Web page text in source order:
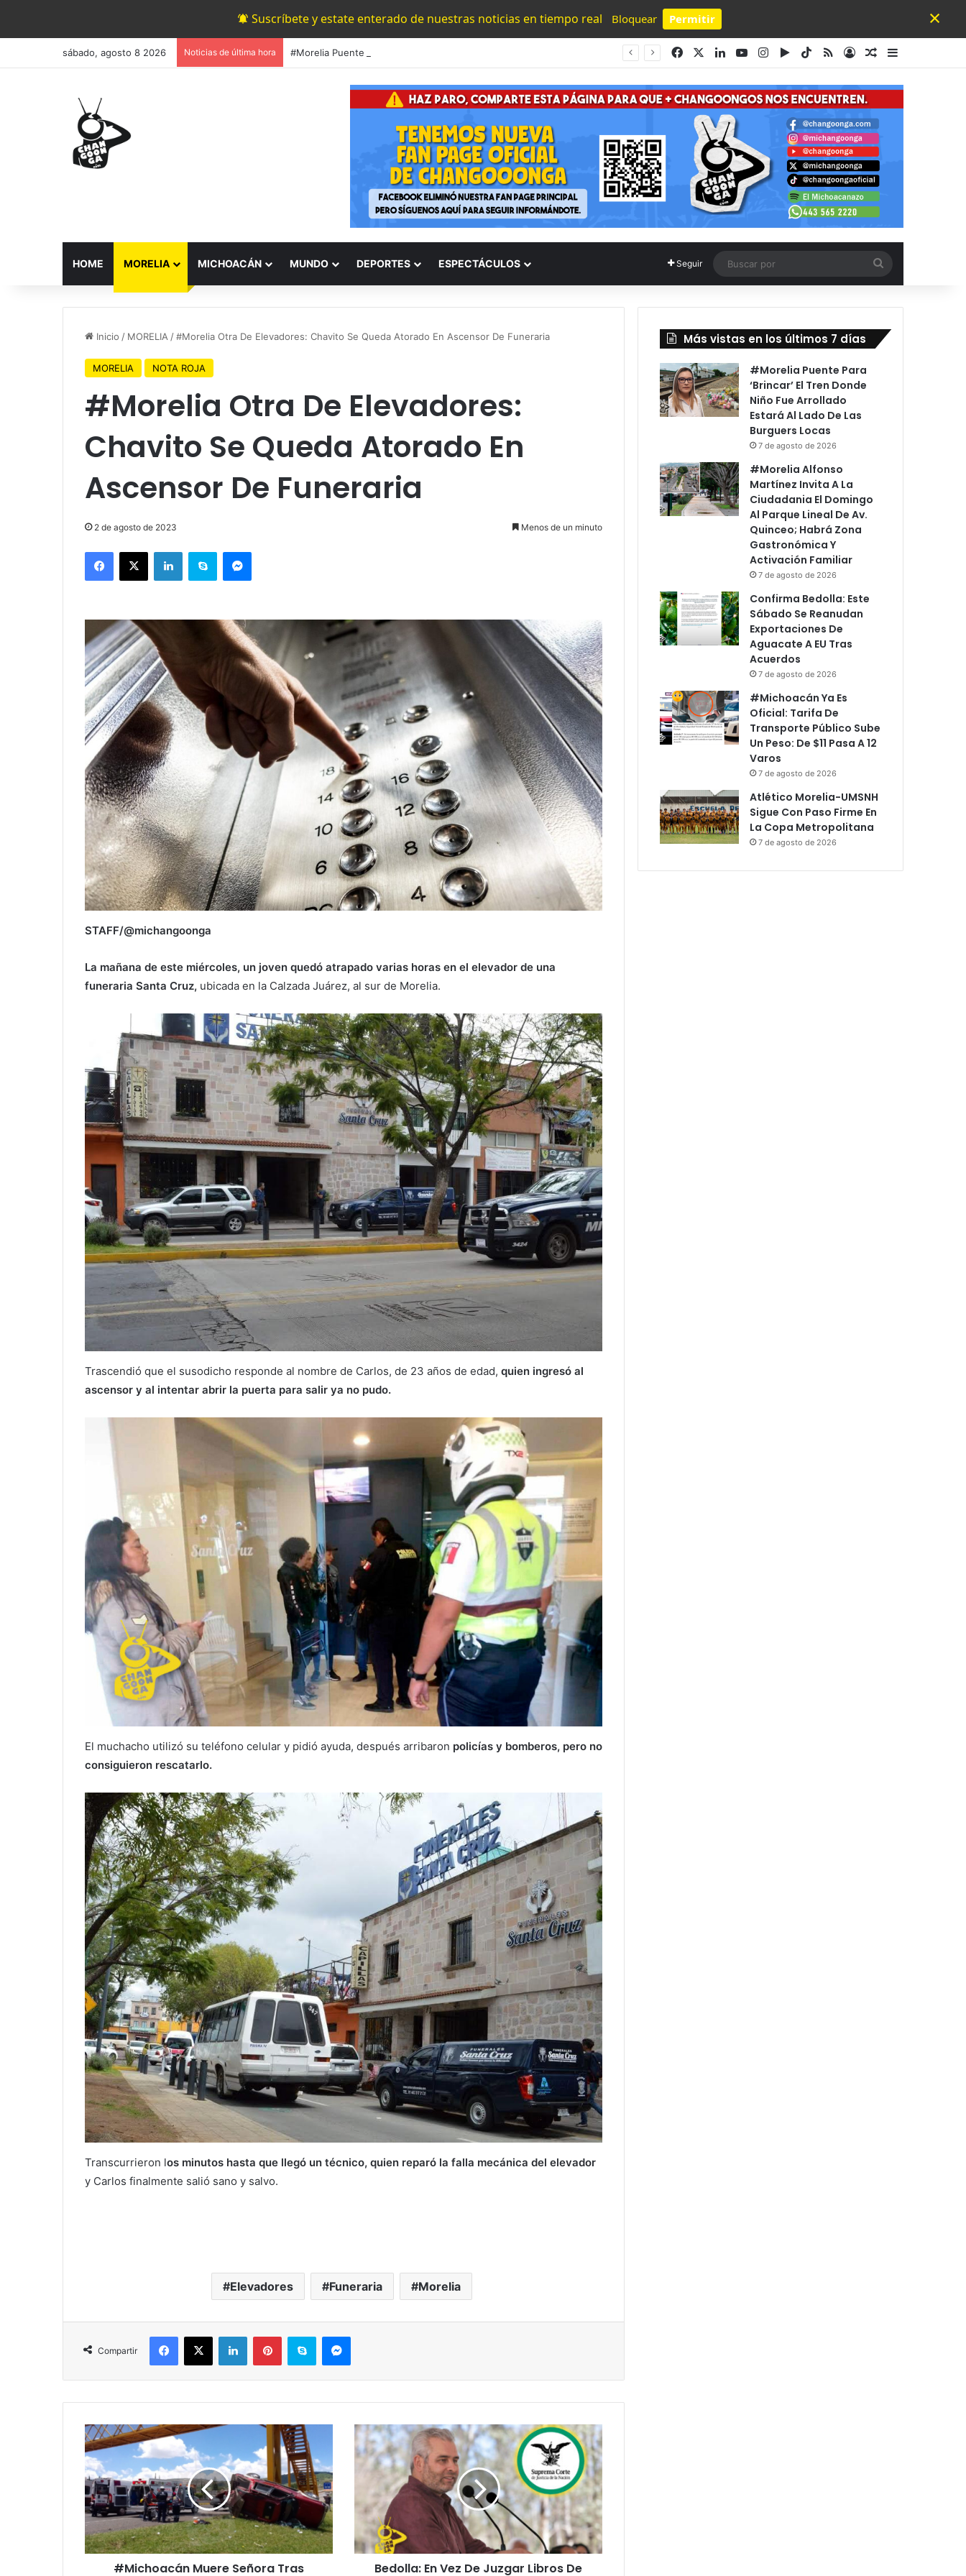
Suscríbete y estate enterado de nuestras noticias en tiempo real Bloquear Permitir
Powered by SendPulse
×
sábado, agosto 8 2026 Noticias de última hora FacebookLinkedInYouTubeInstagram
Google Play
TikTok
RSSAccesoPublicación al
Barra lateral
HOME MORELIA MICHOACÁN MUNDO DEPORTES ESPECTÁCULOS Seguir
por
Inicio / MORELIA /#Morelia Otra De Elevadores: Chavito Se Queda Atorado En Ascensor De Funeraria
MORELIA NOTA ROJA
#Morelia Otra De Elevadores:
Chavito Se Queda Atorado En
Ascensor De Funeraria
2 de agosto de 2023 Menos de un minuto
Facebook
X LinkedInSkype Messenger
STAFF/@michangoonga
La mañana de este miércoles, un joven quedó atrapado varias horas en el elevador de una
funeraria Santa Cruz, ubicada en la Calzada Juárez, al sur de Morelia.
Trascendió que el susodicho responde al nombre de Carlos, de 23 años de edad, quien ingresó al
ascensor y al intentar abrir la puerta para salir ya no pudo.
El muchacho utilizó su teléfono celular y pidió ayuda, después arribaron policías y bomberos, pero no
consiguieron rescatarlo.
Transcurrieron los minutos hasta que llegó un técnico, quien reparó la falla mecánica del elevador
y Carlos finalmente salió sano y salvo.
Elevadores Funeraria Morelia
Compartir
Facebook
X LinkedInPinterestSkype Messenger
#Michoacán
Muere
Señora
Tras
Volcarse
En
Troca;
Hay
1
#Michoacán Muere Señora Tras
Bedolla:
En
Vez
Juzgar
Libros
Texto
Poder
JudicialBedolla: En Vez De Juzgar Libros De
Más vistas en los últimos 7 días
#Morelia Puente Para
‘Brincar’ El Tren Donde
Niño Fue Arrollado
Estará Al Lado De Las
Burguers Locas
7 de agosto de 2026
#Morelia Alfonso
Martínez Invita A La
Ciudadania El Domingo
Al Parque Lineal De Av.
Quinceo; Habrá Zona
Gastronómica Y
Activación Familiar
7 de agosto de 2026
Confirma Bedolla: Este
Sábado Se Reanudan
Exportaciones De
Aguacate A EU Tras
Acuerdos
7 de agosto de 2026
#Michoacán Ya Es
Oficial: Tarifa De
Transporte Público Sube
Un Peso: De $11 Pasa A 12
Varos
7 de agosto de 2026
Atlético Morelia-UMSNH
Sigue Con Paso Firme En
La Copa Metropolitana
7 de agosto de 2026